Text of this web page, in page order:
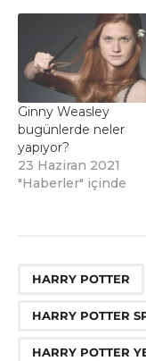
Ginny Weasley
bugünlerde neler
yapıyor?
23 Haziran 2021
"Haberler" içinde
HARRY POTTER
HARRY POTTER
HARRY POTTER